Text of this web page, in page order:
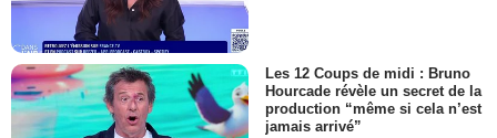
Les 12 Coups de midi : Bruno
Hourcade révèle un secret de la
production “même si cela n’est
jamais arrivé”